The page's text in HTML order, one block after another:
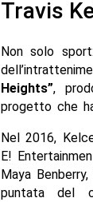
Travis
Non solo
Heights”,
progetto che
Nel 2016,
E!
Maya
puntata del